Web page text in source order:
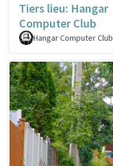
Tiers lieu: Hangar
Computer Club
Hangar Computer Club